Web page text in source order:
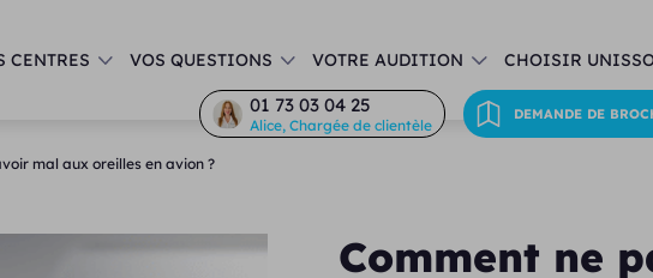
CENTRES VOS QUESTIONS VOTRE AUDITION CHOISIR
01 73 03 04 25
Alice, Chargée de clientèle
DEMANDE DE
mal aux oreilles en avion ?
Comment ne